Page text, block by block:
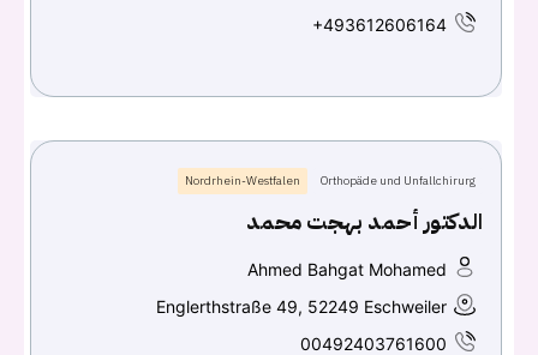
+493612606164
Orthopäde und Unfallchirurg
Nordrhein-Westfalen
الدكتور أحمد بهجت محمد
Ahmed Bahgat Mohamed
Englerthstraße 49, 52249 Eschweiler
00492403761600